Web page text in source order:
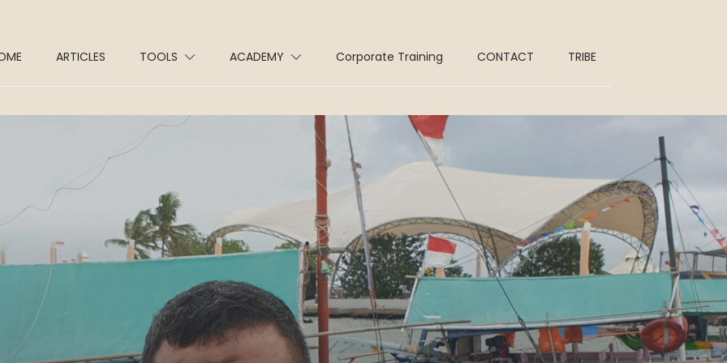
ARTICLES TOOLS ACADEMY Corporate Training CONTACT TRIBE